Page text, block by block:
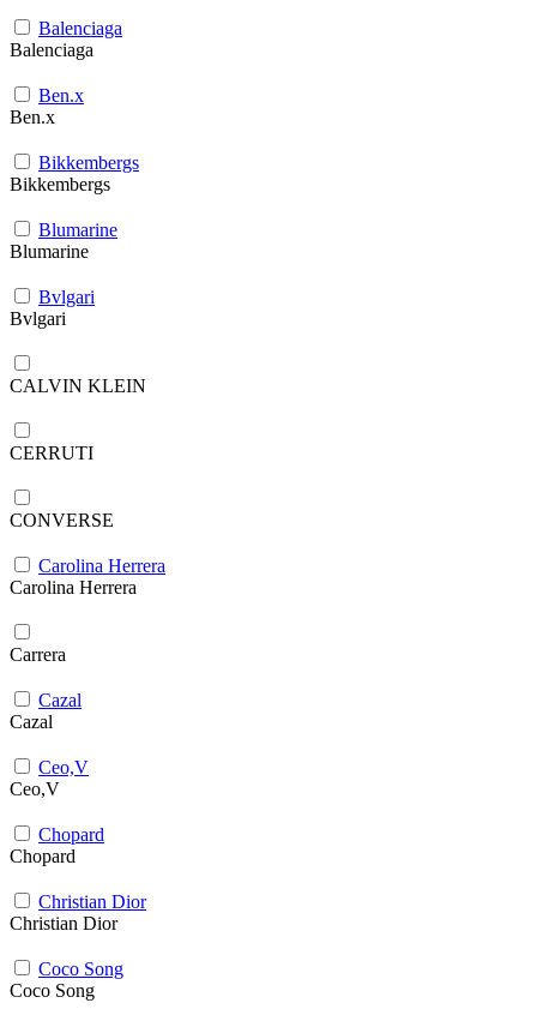
Balenciaga
Balenciaga
Ben.x
Ben.x
Bikkembergs
Bikkembergs
Blumarine
Blumarine
Bvlgari
Bvlgari
CALVIN KLEIN
CERRUTI
CONVERSE
Carolina Herrera
Carolina Herrera
Carrera
Cazal
Cazal
Ceo,V
Ceo,V
Chopard
Chopard
Christian Dior
Christian Dior
Coco Song
Coco Song